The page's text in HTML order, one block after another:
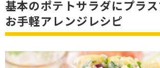
基本のポテトサラダにプラ
お手軽アレンジレシピ